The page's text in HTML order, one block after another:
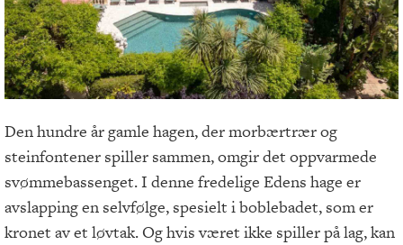
Den hundre år gamle hagen, der morbærtrær og
steinfontener spiller sammen, omgir det oppvarmede
svømmebassenget. I denne fredelige Edens hage er
avslapping en selvfølge, spesielt i boblebadet, som er
kronet av et løvtak. Og hvis været ikke spiller på lag, kan